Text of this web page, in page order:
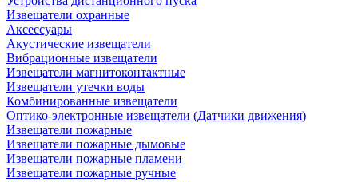
Извещатели охранные
Аксессуары
Акустические извещатели
Вибрационные извещатели
Извещатели магнитоконтактные
Извещатели утечки воды
Комбинированные извещатели
Оптико-электронные извещатели (Датчики движения)
Извещатели пожарные
Извещатели пожарные дымовые
Извещатели пожарные пламени
Извещатели пожарные ручные